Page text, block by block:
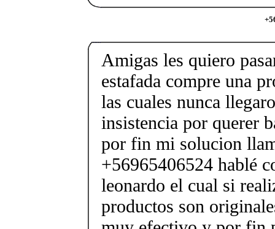
Amigas les quiero
estafada compre una
las cuales nunca
insistencia por querer
por fin mi solucion
+56965406524 hablé
leonardo el cual si
productos son